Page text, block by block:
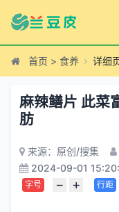
首页 > 食养 详细
麻辣鳝片 此菜
肪
来源：原创/搜集
2024-09-01
字号 − + 行距